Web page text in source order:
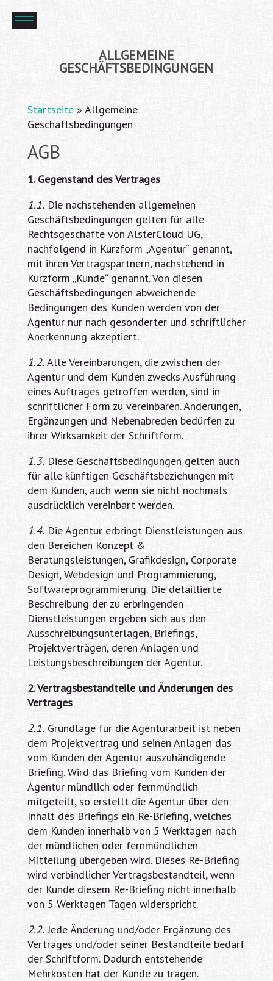
ALLGEMEINE
GESCHÄFTSBEDINGUNGEN
Startseite» Allgemeine
Geschäftsbedingungen
AGB
1. Gegenstand des Vertrages
1.1.Die nachstehenden allgemeinen
Geschäftsbedingungen gelten für alle
Rechtsgeschäfte von AlsterCloud UG,
nachfolgend in Kurzform „Agentur“ genannt,
mit ihren Vertragspartnern, nachstehend in
Kurzform „Kunde“ genannt. Von diesen
Geschäftsbedingungen abweichende
Bedingungen des Kunden werden von der
Agentur nur nach gesonderter und schriftlicher
Anerkennung akzeptiert.
1.2.Alle Vereinbarungen, die zwischen der
Agentur und dem Kunden zwecks Ausführung
eines Auftrages getroffen werden, sind in
schriftlicher Form zu vereinbaren. Änderungen,
Ergänzungen und Nebenabreden bedürfen zu
ihrer Wirksamkeit der Schriftform.
1.3.Diese Geschäftsbedingungen gelten auch
für alle künftigen Geschäftsbeziehungen mit
dem Kunden, auch wenn sie nicht nochmals
ausdrücklich vereinbart werden.
1.4.Die Agentur erbringt Dienstleistungen aus
den Bereichen Konzept &
Beratungsleistungen, Grafikdesign, Corporate
Design, Webdesign und Programmierung,
Softwareprogrammierung. Die detaillierte
Beschreibung der zu erbringenden
Dienstleistungen ergeben sich aus den
Ausschreibungsunterlagen, Briefings,
Projektverträgen, deren Anlagen und
Leistungsbeschreibungen der Agentur.
2. Vertragsbestandteile und Änderungen des
Vertrages
2.1.Grundlage für die Agenturarbeit ist neben
dem Projektvertrag und seinen Anlagen das
vom Kunden der Agentur auszuhändigende
Briefing. Wird das Briefing vom Kunden der
Agentur mündlich oder fernmündlich
mitgeteilt, so erstellt die Agentur über den
Inhalt des Briefings ein Re-Briefing, welches
dem Kunden innerhalb von 5 Werktagen nach
der mündlichen oder fernmündlichen
Mitteilung übergeben wird. Dieses Re-Briefing
wird verbindlicher Vertragsbestandteil, wenn
der Kunde diesem Re-Briefing nicht innerhalb
von 5 Werktagen Tagen widerspricht.
2.2.Jede Änderung und/oder Ergänzung des
Vertrages und/oder seiner Bestandteile bedarf
der Schriftform. Dadurch entstehende
Mehrkosten hat der Kunde zu tragen.